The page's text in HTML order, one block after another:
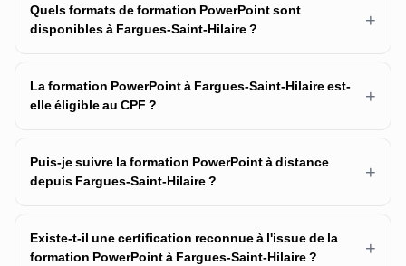
Quels formats de formation PowerPoint sont
disponibles à Fargues-Saint-Hilaire ?
+
La formation PowerPoint à Fargues-Saint-Hilaire est-
elle éligible au CPF ?
+
Puis-je suivre la formation PowerPoint à distance
depuis Fargues-Saint-Hilaire ?
+
Existe-t-il une certification reconnue à l'issue de la
formation PowerPoint à Fargues-Saint-Hilaire ?
+